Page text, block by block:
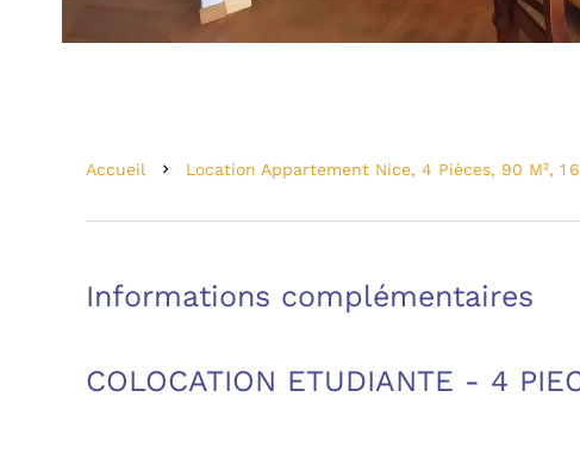
Accueil Location Appartement Nice, 4 Pièces, 90 M², 1
Informations complémentaires
COLOCATION ETUDIANTE - 4